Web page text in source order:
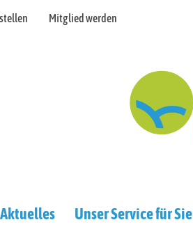
Mitglied werden
Aktuelles Unser Service für Sie